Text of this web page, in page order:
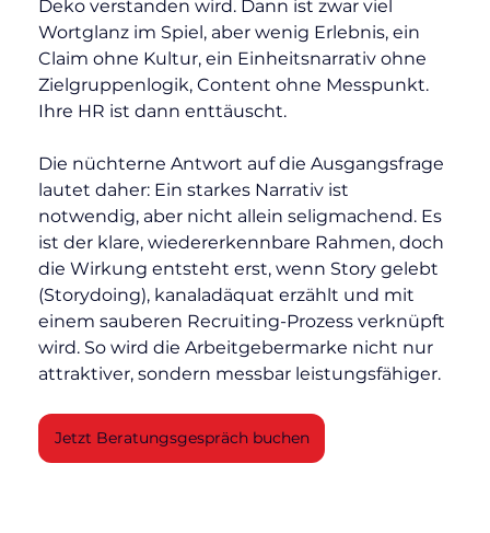
Deko verstanden wird. Dann ist zwar viel
Wortglanz im Spiel, aber wenig Erlebnis, ein
Claim ohne Kultur, ein Einheitsnarrativ ohne
Zielgruppenlogik, Content ohne Messpunkt.
Ihre HR ist dann enttäuscht.
Die nüchterne Antwort auf die Ausgangsfrage
lautet daher: Ein starkes Narrativ ist
notwendig, aber nicht allein seligmachend. Es
ist der klare, wiedererkennbare Rahmen, doch
die Wirkung entsteht erst, wenn Story gelebt
(Storydoing), kanaladäquat erzählt und mit
einem sauberen Recruiting-Prozess verknüpft
wird. So wird die Arbeitgebermarke nicht nur
attraktiver, sondern messbar leistungsfähiger.
Jetzt Beratungsgespräch buchen